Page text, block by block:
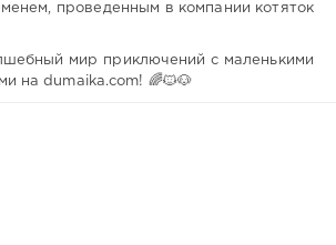
проведенным в компании котяток
мир приключений с маленькими
на dumaika.com! 🌈🐱🐶